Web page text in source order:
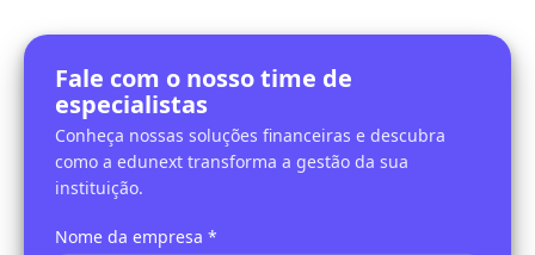
Fale com o nosso time de
especialistas
Conheça nossas soluções financeiras e descubra
como a edunext transforma a gestão da sua
instituição.
Nome da empresa *